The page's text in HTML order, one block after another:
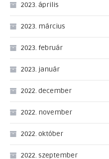
2023. április
2023. március
2023. február
2023. január
2022. december
2022. november
2022. október
2022. szeptember